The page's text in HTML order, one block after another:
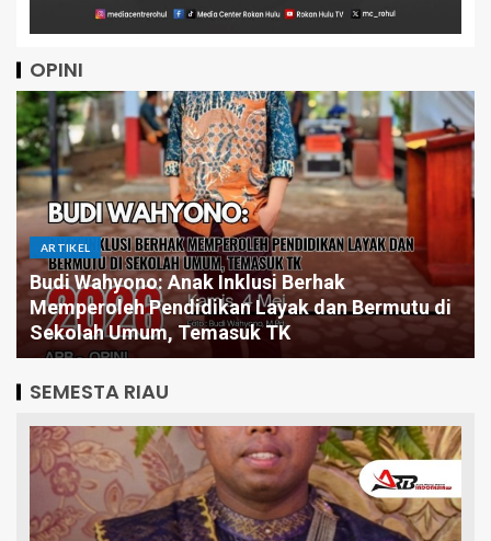
OPINI
ARTIKEL
Budi Wahyono: Anak Inklusi Berhak
Memperoleh Pendidikan Layak dan Bermutu di
Sekolah Umum, Temasuk TK
SEMESTA RIAU